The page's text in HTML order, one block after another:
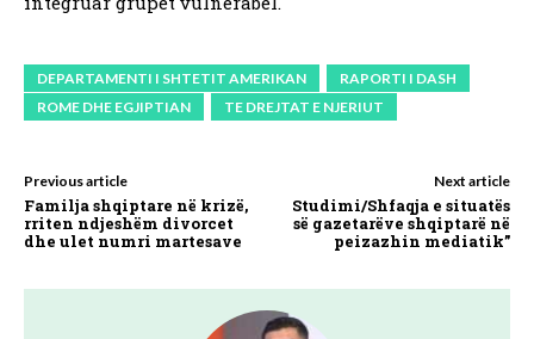
DEPARTAMENTI I SHTETIT AMERIKAN
RAPORTI I DASH
ROME DHE EGJIPTIAN
TE DREJTAT E NJERIUT
Previous article
Familja shqiptare në krizë,
rriten ndjeshëm divorcet
dhe ulet numri martesave
Next article
Studimi/Shfaqja e situatës
së gazetarëve shqiptarë në
peizazhin mediatik”